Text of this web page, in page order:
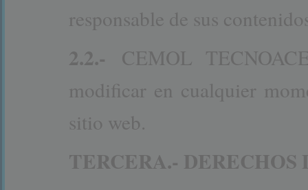
responsable de sus
2.2.- CEMOL
modificar en cualquier
sitio web.
TERCERA.-